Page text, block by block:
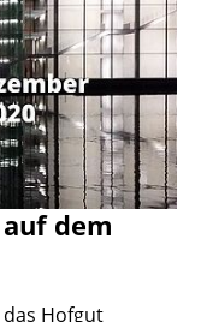
dem
Hofgut